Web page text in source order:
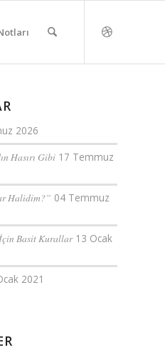
2026
Hasırı Gibi 17 Temmuz
Halidim?” 04 Temmuz
Basit Kurallar 13 Ocak
2021